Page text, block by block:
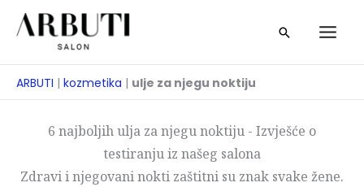
Preskoči
traži
ARBUTI | kozmetika | ulje za njegu noktiju
6 najboljih ulja za njegu noktiju - Izvješće o
testiranju iz našeg salona
Zdravi i njegovani nokti zaštitni su znak svake žene.